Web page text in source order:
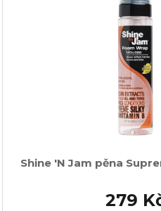
Shine 'N Jam pěna
279